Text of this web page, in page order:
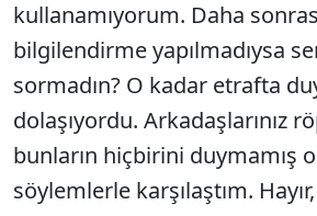
kullanamıyorum. Daha
bilgilendirme yapılmadıysa
sormadın? O kadar etrafta
dolaşıyordu. Arkadaşlarınız
bunların hiçbirini duymamış
söylemlerle karşılaştım.